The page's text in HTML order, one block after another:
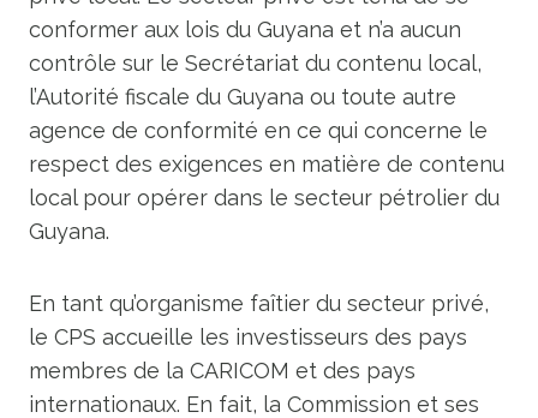
conformer aux lois du Guyana et n’a aucun
contrôle sur le Secrétariat du contenu local,
l’Autorité fiscale du Guyana ou toute autre
agence de conformité en ce qui concerne le
respect des exigences en matière de contenu
local pour opérer dans le secteur pétrolier du
Guyana.
En tant qu’organisme faîtier du secteur privé,
le CPS accueille les investisseurs des pays
membres de la CARICOM et des pays
internationaux. En fait, la Commission et ses